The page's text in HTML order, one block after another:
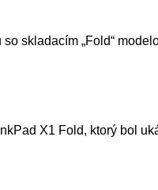
skladacím „Fold“
X1 Fold, ktorý bol